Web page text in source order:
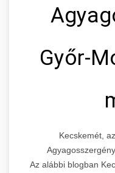
Győr-
Kecskemét,
Az alábbi blogban